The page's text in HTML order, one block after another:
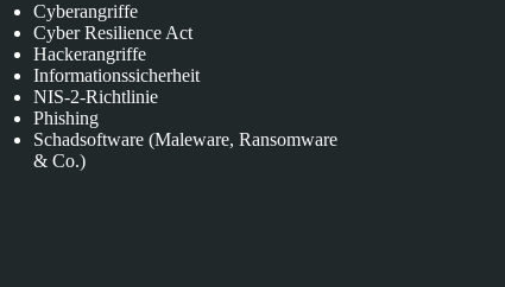
Cyberangriffe
Cyber Resilience Act
Hackerangriffe
Informationssicherheit
NIS-2-Richtlinie
Phishing
Schadsoftware (Maleware, Ransomware
& Co.)